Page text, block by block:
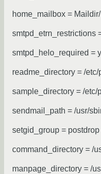
home_mailbox = Maildir/
smtpd_etrn_restrictions
smtpd_helo_required =
readme_directory = /
sample_directory = /etc/
sendmail_path = /usr/
setgid_group = postdrop
command_directory = /
manpage_directory = /